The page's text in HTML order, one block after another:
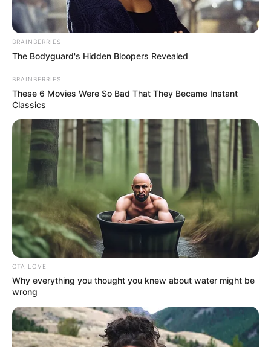
BRAINBERRIES
The Bodyguard's Hidden Bloopers Revealed
BRAINBERRIES
These 6 Movies Were So Bad That They Became Instant
Classics
CTA LOVE
Why everything you thought you knew about water might be
wrong